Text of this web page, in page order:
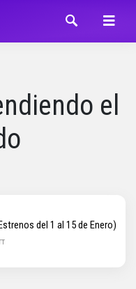
el
del 1 al 15 de Enero)